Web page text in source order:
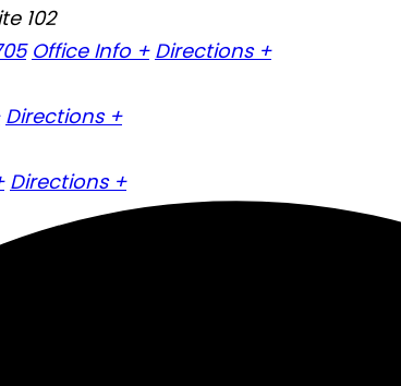
102
Office Info + Directions +
Directions +
Directions +